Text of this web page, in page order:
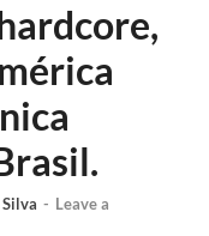
- Leave a